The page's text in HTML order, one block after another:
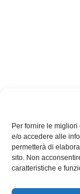
Per fornire le
e/o accedere alle
permetterà di
sito. Non
caratteristiche e